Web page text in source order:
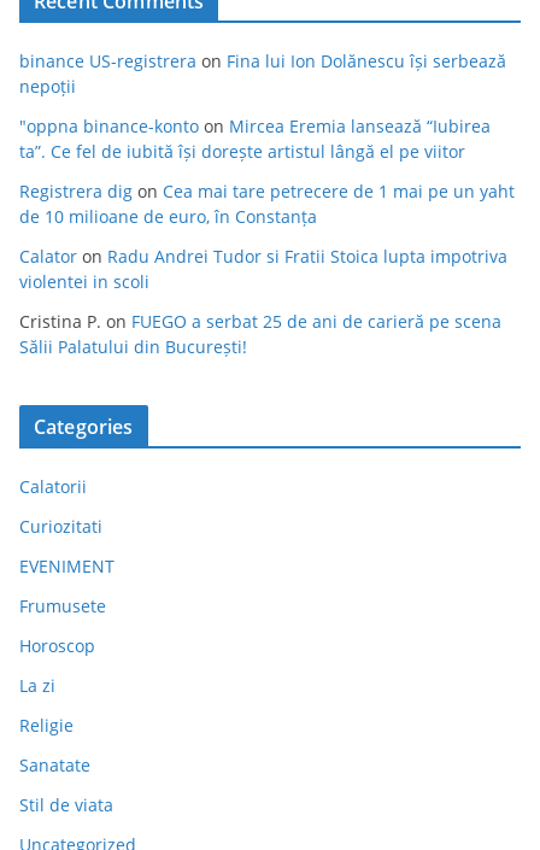
binance US-registrera on Fina lui Ion Dolănescu își serbează
nepoții
"oppna binance-konto on Mircea Eremia lansează “Iubirea
ta”. Ce fel de iubită își dorește artistul lângă el pe viitor
Registrera dig on Cea mai tare petrecere de 1 mai pe un yaht
de 10 milioane de euro, în Constanța
Calator on Radu Andrei Tudor si Fratii Stoica lupta impotriva
violentei in scoli
Cristina P. on FUEGO a serbat 25 de ani de carieră pe scena
Sălii Palatului din București!
Categories
Calatorii
Curiozitati
EVENIMENT
Frumusete
Horoscop
La zi
Religie
Sanatate
Stil de viata
Uncategorized